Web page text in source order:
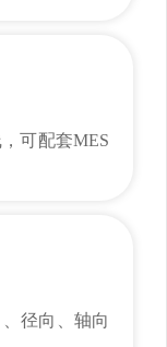
可配套MES
径向、轴向